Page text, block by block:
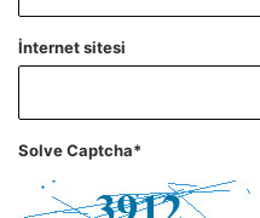
İnternet sitesi
Solve Captcha*